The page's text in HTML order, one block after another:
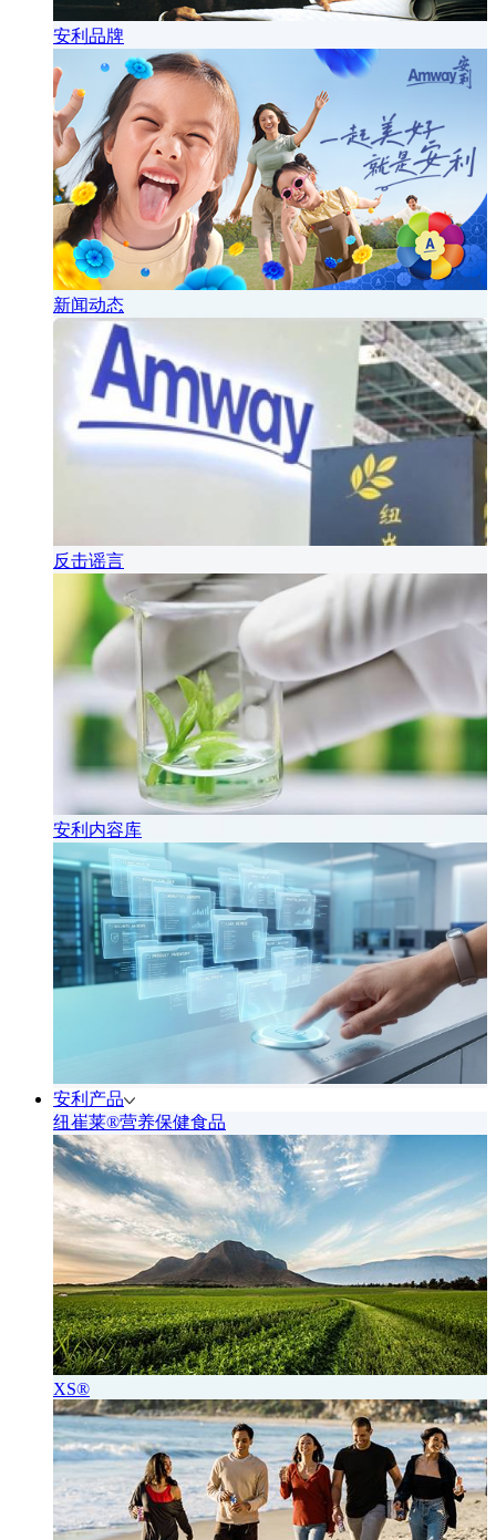
安利品牌
新闻动态
反击谣言
安利内容库
安利产品
纽崔莱®营养保健食品
XS®